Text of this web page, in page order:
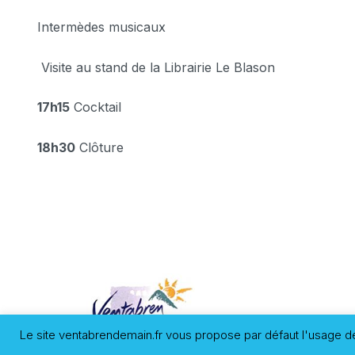
Intermèdes musicaux
Visite au stand de la Librairie Le Blason
17h15 Cocktail
18h30 Clôture
Le site ventabrendemain.fr vous propose par défaut l'usage